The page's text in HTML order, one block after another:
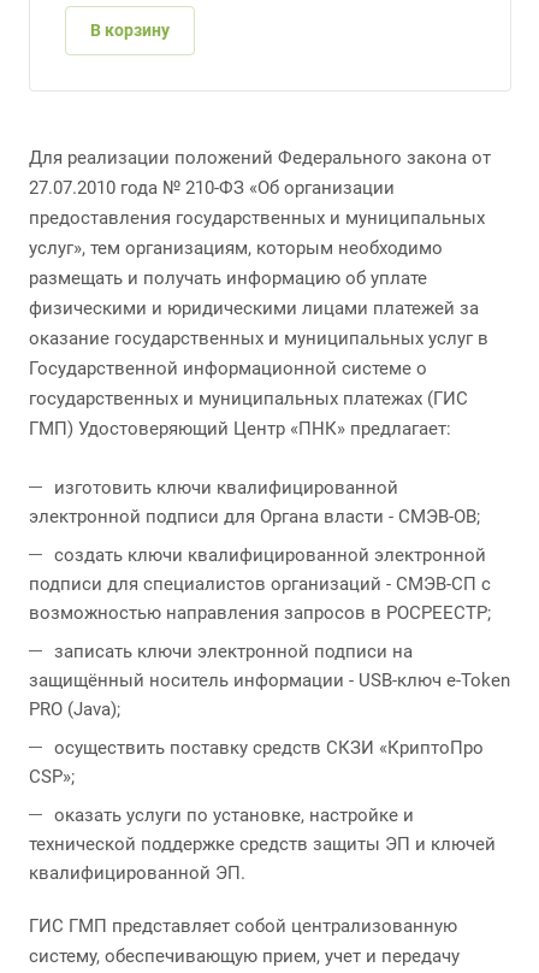
В корзину
Для реализации положений Федерального закона от
27.07.2010 года № 210-ФЗ «Об организации
предоставления государственных и муниципальных
услуг», тем организациям, которым необходимо
размещать и получать информацию об уплате
физическими и юридическими лицами платежей за
оказание государственных и муниципальных услуг в
Государственной информационной системе о
государственных и муниципальных платежах (ГИС
ГМП) Удостоверяющий Центр «ПНК» предлагает:
изготовить ключи квалифицированной
электронной подписи для Органа власти - СМЭВ-ОВ;
создать ключи квалифицированной электронной
подписи для специалистов организаций - СМЭВ-СП с
возможностью направления запросов в РОСРЕЕСТР;
записать ключи электронной подписи на
защищённый носитель информации - USB-ключ e-Token
PRO (Java);
осуществить поставку средств СКЗИ «КриптоПро
CSP»;
оказать услуги по установке, настройке и
технической поддержке средств защиты ЭП и ключей
квалифицированной ЭП.
ГИС ГМП представляет собой централизованную
систему, обеспечивающую прием, учет и передачу